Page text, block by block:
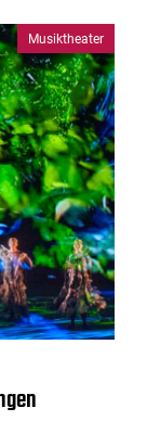
Musiktheater